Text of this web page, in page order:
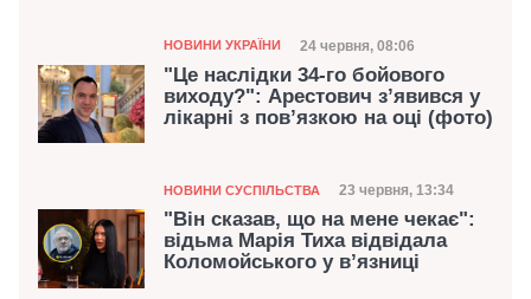
Категорія
НОВИНИ УКРАЇНИ Дата публікації
24 червня, 08:06
"Це наслідки 34-го бойового
виходу?": Арестович з’явився у
лікарні з пов’язкою на оці (фото)
Категорія
НОВИНИ СУСПІЛЬСТВА Дата публікації
23 червня, 13:34
"Він сказав, що на мене чекає":
відьма Марія Тиха відвідала
Коломойського у в’язниці